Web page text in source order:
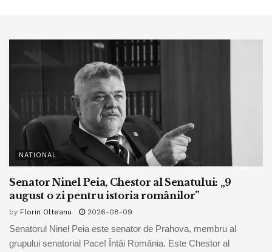
NATIONAL
Senator Ninel Peia, Chestor al Senatului: „9
august o zi pentru istoria românilor”
by Florin Olteanu 2026-08-09
Senatorul Ninel Peia este senator de Prahova, membru al
grupului senatorial Pace! Întâi România. Este Chestor al